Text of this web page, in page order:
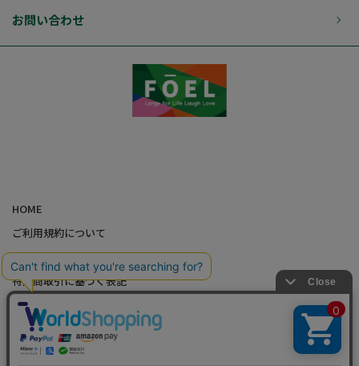
お問い合わせ
HOME
ご利用規約について
個人情報の取り扱いについて
特定商取引に基づく表記
会社概要
カード会員（情報変更/ポイント照会）
お問い合わせ